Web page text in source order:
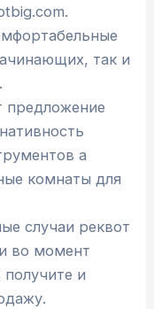
так и
предложение
а
комнаты для
случаи реквот
во момент
и